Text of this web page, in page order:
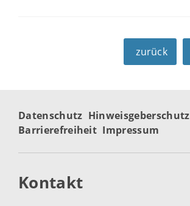
zurück
Datenschutz Hinweisgeberschutz
Barrierefreiheit Impressum
Kontakt